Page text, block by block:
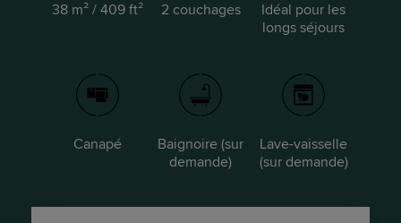
38 m² / 409 ft² 2 couchages
Idéal pour les
longs séjours
Canapé
Baignoire (sur
demande)
Lave-vaisselle
(sur demande)